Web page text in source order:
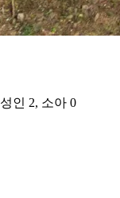
성인 2, 소아 0